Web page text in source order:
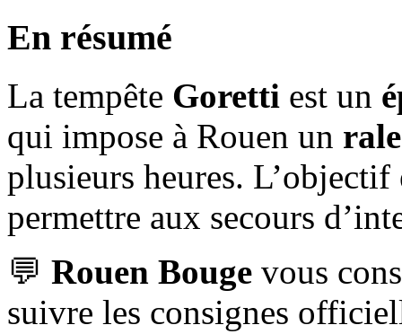
En résumé
La tempête Goretti est un
qui impose à Rouen un
plusieurs heures.
permettre aux secours
💬 Rouen Bouge vous
suivre les consignes